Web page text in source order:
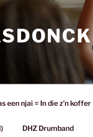
een njai = In die z’n koffer
DHZ Drumband